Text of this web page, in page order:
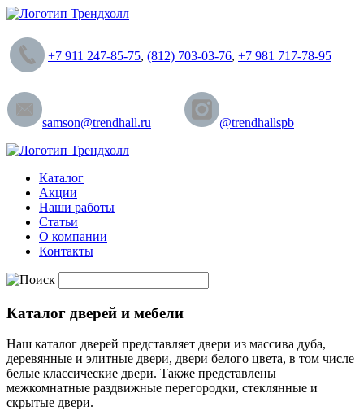
+7 911 247-85-75, (812) 703-03-76, +7 981 717-78-95
samson@trendhall.ru @trendhallspb
Каталог
Акции
Наши работы
Статьи
О компании
Контакты
Каталог дверей и мебели
Наш каталог дверей представляет двери из массива дуба,
деревянные и элитные двери, двери белого цвета, в том числе
белые классические двери. Также представлены
межкомнатные раздвижные перегородки, стеклянные и
скрытые двери.